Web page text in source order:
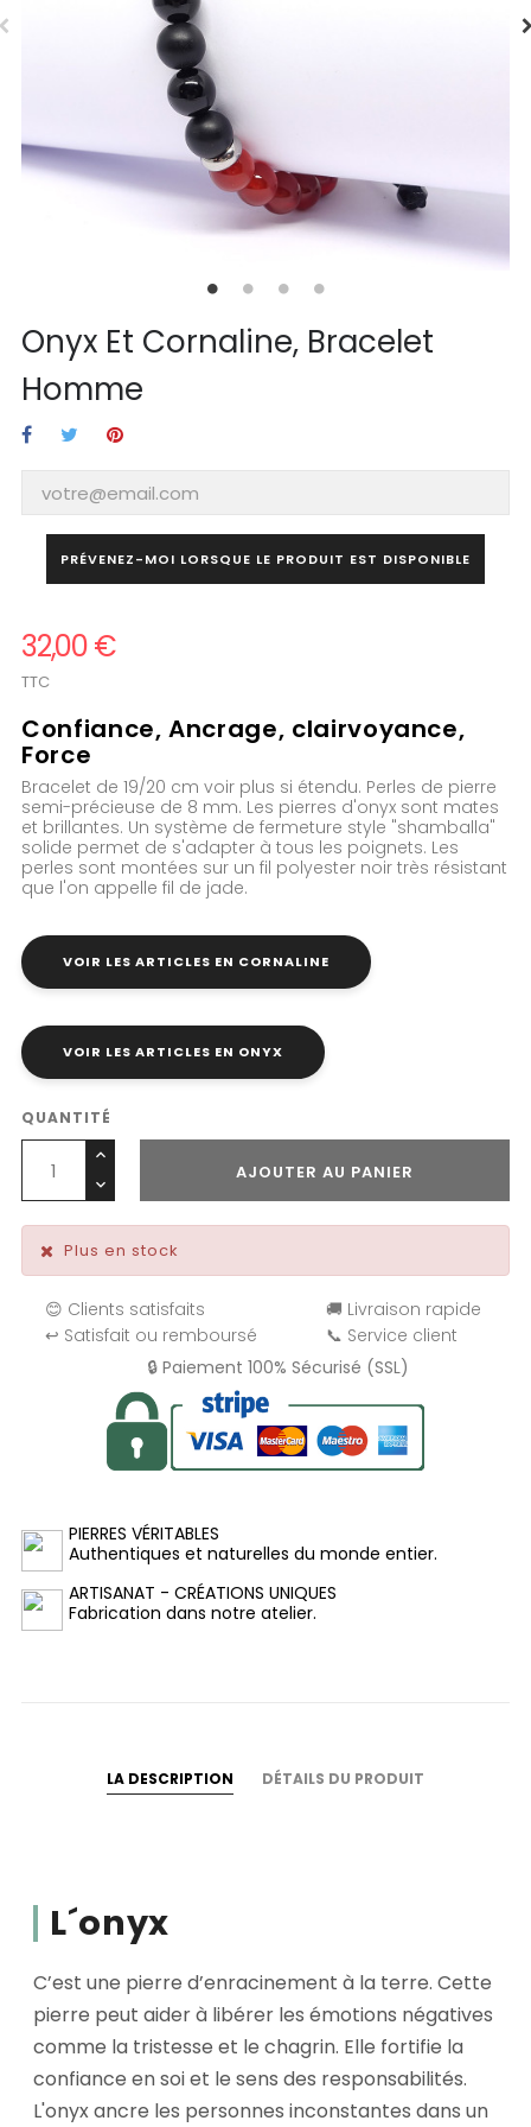
Onyx Et Cornaline, Bracelet
Homme
PRÉVENEZ-MOI LORSQUE LE PRODUIT EST DISPONIBLE
32,00 €
TTC
Confiance, Ancrage, clairvoyance,
Force
Bracelet de 19/20 cm voir plus si étendu. Perles de pierre
semi-précieuse de 8 mm. Les pierres d'onyx sont mates
et brillantes. Un système de fermeture style "shamballa"
solide permet de s'adapter à tous les poignets. Les
perles sont montées sur un fil polyester noir très résistant
que l'on appelle fil de jade.
VOIR LES ARTICLES EN CORNALINE
VOIR LES ARTICLES EN ONYX
QUANTITÉ
AJOUTER AU PANIER
Plus en stock
😊 Clients satisfaits
🚚 Livraison rapide
↩️ Satisfait ou remboursé
📞 Service client
🔒 Paiement 100% Sécurisé (SSL)
PIERRES VÉRITABLES
Authentiques et naturelles du monde entier.
ARTISANAT - CRÉATIONS UNIQUES
Fabrication dans notre atelier.
LA DESCRIPTION DÉTAILS DU PRODUIT
L´onyx
C’est une pierre d’enracinement à la terre. Cette
pierre peut aider à libérer les émotions négatives
comme la tristesse et le chagrin. Elle fortifie la
confiance en soi et le sens des responsabilités.
L'onyx ancre les personnes inconstantes dans un